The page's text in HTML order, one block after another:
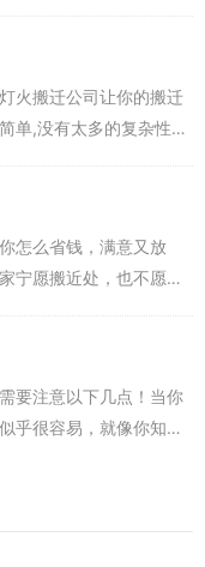
方面为大家提供一个参
己的空闲时间安排最直
火搬迁公司让你的搬迁
单,没有太多的复杂性。
三个重要的点。 首先,
间...
怎么省钱，满意又放
宁愿搬近处，也不愿搬
要还费钱，也不知道那
且都要自己打包，这
要注意以下几点！当你
乎很容易，就像你知道